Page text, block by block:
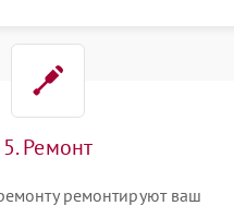
5. Ремонт
ремонтируют ваш